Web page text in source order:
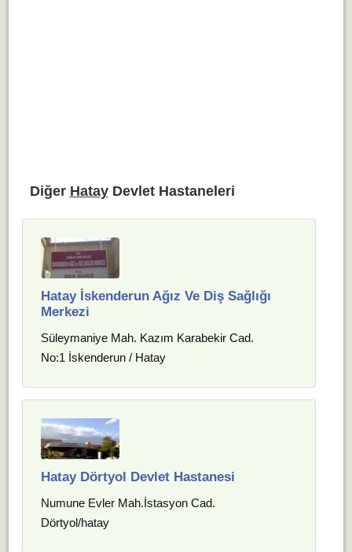
Diğer HatayDevlet Hastaneleri
Hatay İskenderun Ağız Ve Diş Sağlığı
Merkezi
Süleymaniye Mah. Kazım Karabekir Cad.
No:1 İskenderun / Hatay
Hatay Dörtyol Devlet Hastanesi
Numune Evler Mah.İstasyon Cad.
Dörtyol/hatay